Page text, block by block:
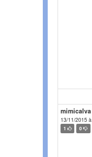
mimicalva
13/11/2015
1 0